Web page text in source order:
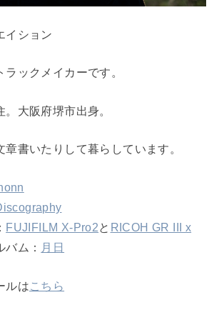
イション
ラックメイカーです。
大阪府堺市出身。
書いたりして暮らしています。
FUJIFILM X-Pro2と RICOH GR III x
ム： 月日
ルはこちら